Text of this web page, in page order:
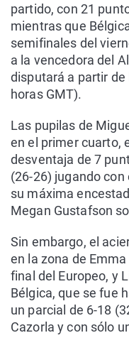
partido, con 21
mientras que
semifinales del
a la vencedora del
disputará a partir
horas GMT).
Las pupilas de
en el primer cuarto,
desventaja de 7
(26-26) jugando
su máxima
Megan Gustafson
Sin embargo, el
en la zona de
final del Europeo, y
Bélgica, que se fue
un parcial de 6-18
Cazorla y con sólo